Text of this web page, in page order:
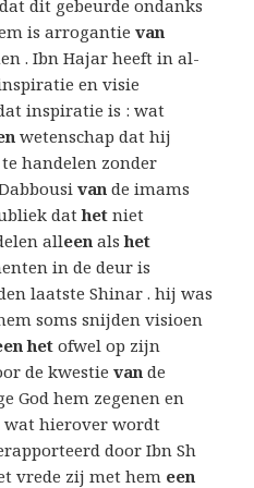
dit gebeurde ondanks
is arrogantievan
. Ibn Hajar heeft in al-
en visie
inspiratie is : wat
wetenschap dat hij
handelen zonder
van de imams
dathet niet
alleen alshet
in de deur is
laatste Shinar . hij was
soms snijden visioen
het ofwel op zijn
de kwestievan de
God hem zegenen en
wat hierover wordt
door Ibn Sh
vrede zij met hem een